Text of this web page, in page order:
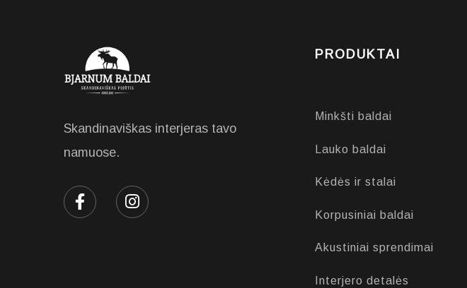
Skandinaviškas interjeras tavo
namuose.
PRODUKTAI
Minkšti baldai
Lauko baldai
Kėdės ir stalai
Korpusiniai baldai
Akustiniai sprendimai
Interjero detalės